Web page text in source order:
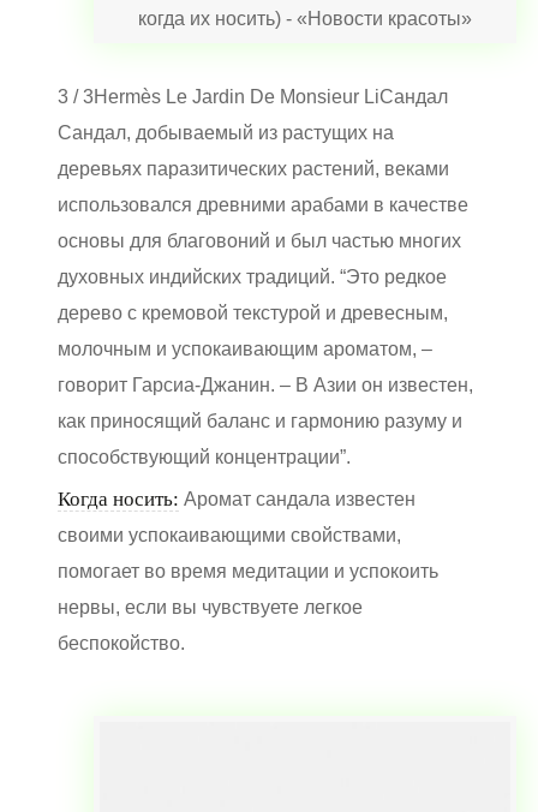
3 / 3Hermès Le Jardin De Monsieur LiСандал
Сандал, добываемый из растущих на
деревьях паразитических растений, веками
использовался древними арабами в качестве
основы для благовоний и был частью многих
духовных индийских традиций. “Это редкое
дерево с кремовой текстурой и древесным,
молочным и успокаивающим ароматом, –
говорит Гарсиа-Джанин. – В Азии он известен,
как приносящий баланс и гармонию разуму и
способствующий концентрации”.
Когда носить: Аромат сандала известен
своими успокаивающими свойствами,
помогает во время медитации и успокоить
нервы, если вы чувствуете легкое
беспокойство.